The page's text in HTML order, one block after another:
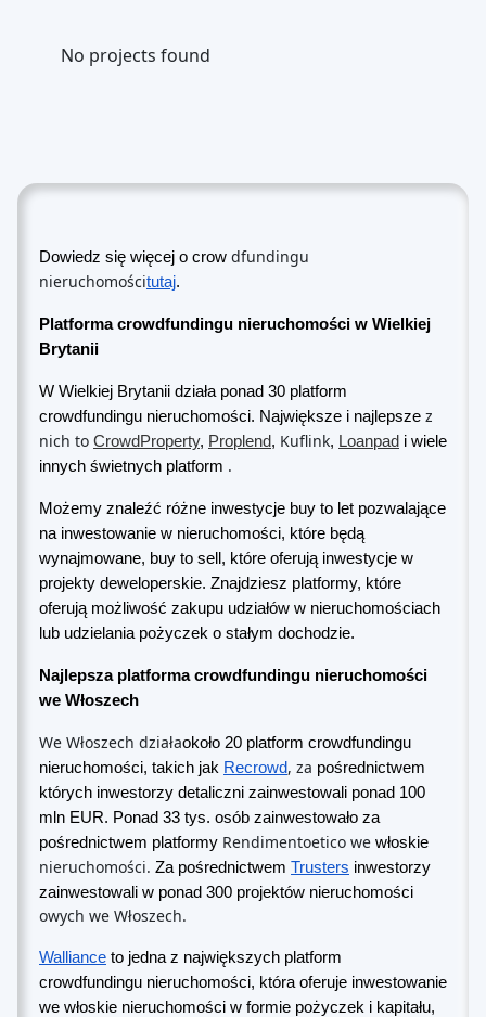
No projects found
Dowiedz się więcej o crow dfundingu
nieruchomościtutaj.
Platforma crowdfundingu nieruchomości w Wielkiej
Brytanii
W Wielkiej Brytanii działa ponad 30 platform
crowdfundingu nieruchomości. Największe i najlepsze z
nich to CrowdProperty, Proplend, Kuflink, Loanpad i wiele
innych świetnych platform .
Możemy znaleźć różne inwestycje buy to let pozwalające
na inwestowanie w nieruchomości, które będą
wynajmowane, buy to sell, które oferują inwestycje w
projekty deweloperskie. Znajdziesz platformy, które
oferują możliwość zakupu udziałów w nieruchomościach
lub udzielania pożyczek o stałym dochodzie.
Najlepsza platforma crowdfundingu nieruchomości
we Włoszech
We Włoszech działaokoło 20 platform crowdfundingu
nieruchomości, takich jak Recrowd, za pośrednictwem
których inwestorzy detaliczni zainwestowali ponad 100
mln EUR. Ponad 33 tys. osób zainwestowało za
pośrednictwem platformy Rendimentoetico we włoskie
nieruchomości. Za pośrednictwem Trusters inwestorzy
zainwestowali w ponad 300 projektów nieruchomości
owych we Włoszech.
Walliance to jedna z największych platform
crowdfundingu nieruchomości, która oferuje inwestowanie
we włoskie nieruchomości w formie pożyczek i kapitału,